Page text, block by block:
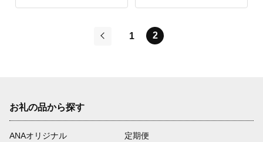
1 2
お礼の品から探す
ANAオリジナル
定期便